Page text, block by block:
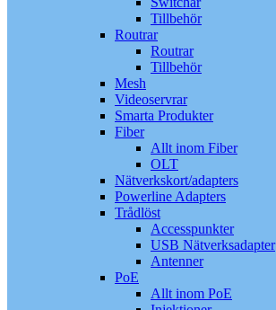
Tillbehör
Routrar
Routrar
Tillbehör
Mesh
Videoservrar
Smarta Produkter
Fiber
Allt inom Fiber
OLT
Nätverkskort/adapters
Powerline Adapters
Trådlöst
Accesspunkter
USB Nätverksadapter
Antenner
PoE
Allt inom PoE